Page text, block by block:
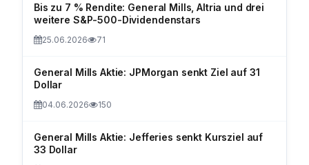
Bis zu 7 % Rendite: General Mills, Altria und drei
weitere S&P-500-Dividendenstars
25.06.2026 71
General Mills Aktie: JPMorgan senkt Ziel auf 31
Dollar
04.06.2026 150
General Mills Aktie: Jefferies senkt Kursziel auf
33 Dollar